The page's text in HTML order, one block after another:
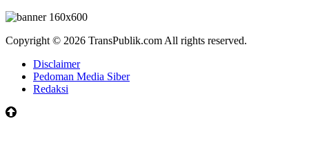
Copyright © 2026 TransPublik.com All rights reserved.
Disclaimer
Pedoman Media Siber
Redaksi